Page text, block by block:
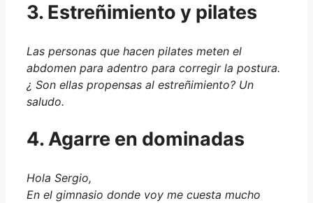
3. Estreñimiento y pilates
Las personas que hacen pilates meten el
abdomen para adentro para corregir la postura.
¿ Son ellas propensas al estreñimiento? Un
saludo.
4. Agarre en dominadas
Hola Sergio,
En el gimnasio donde voy me cuesta mucho